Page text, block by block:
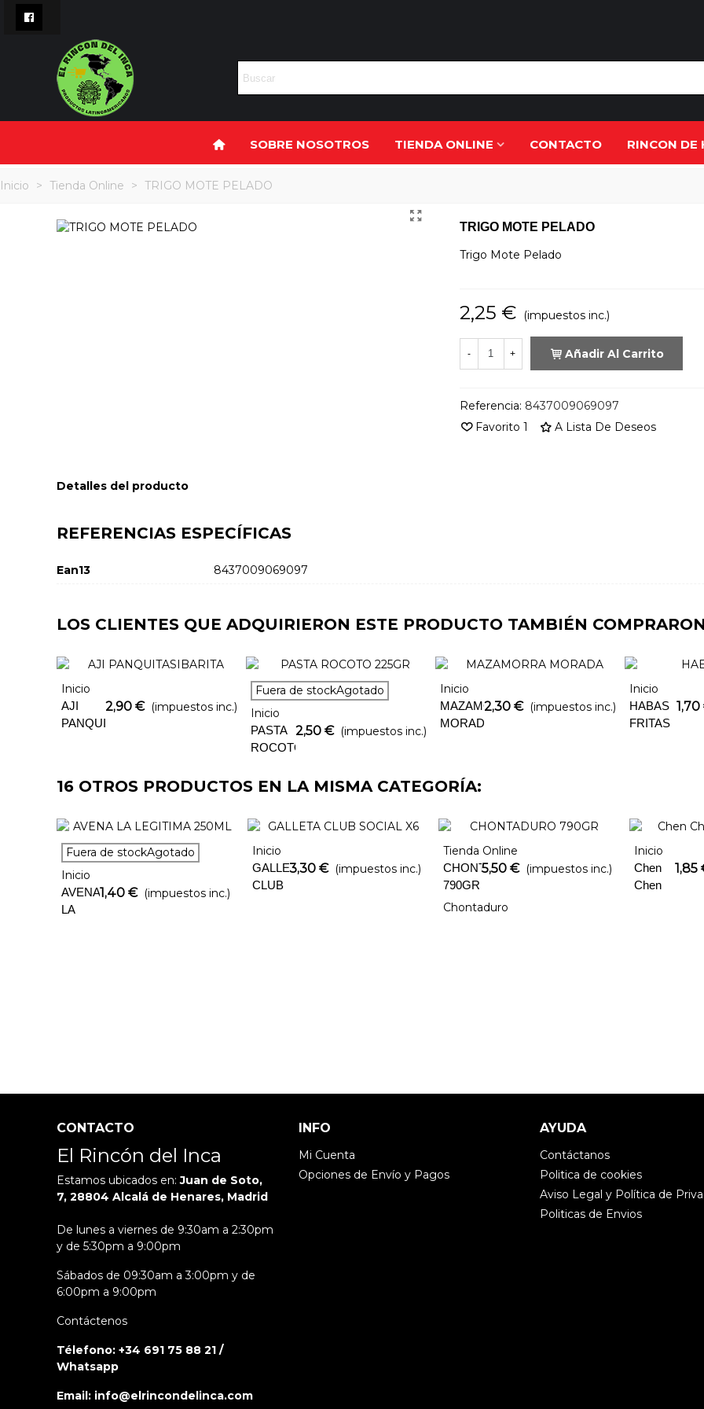
SOBRE NOSOTROS TIENDA ONLINE CONTACTO RINCON DE
Inicio > Tienda Online > TRIGO MOTE PELADO
TRIGO MOTE PELADO
Trigo Mote Pelado
2,25 € (impuestos inc.)
- + Añadir Al Carrito
Referencia: 8437009069097
Favorito 1 A Lista De Deseos
Detalles del producto
REFERENCIAS ESPECÍFICAS
Ean13 8437009069097
LOS CLIENTES QUE ADQUIRIERON ESTE PRODUCTO TAMBIÉN
Añadir Al Carrito
Inicio
AJI
PANQUITASIBARITA
2,90 € (impuestos inc.)
Favorito
Fuera de stockAgotado
Inicio
PASTA
ROCOTO
2,50 € (impuestos inc.)
Añadir Al Carrito
Inicio
MAZAMORRA
MORADA
2,30 € (impuestos inc.)
Añadir Al
Inicio
HABAS
FRITAS
16 OTROS PRODUCTOS EN LA MISMA CATEGORÍA:
Favorito
Fuera de stockAgotado
Inicio
AVENA
LA
1,40 € (impuestos inc.)
Añadir Al Carrito
Inicio
GALLETA
CLUB
3,30 € (impuestos inc.)
Añadir Al Carrito
Tienda Online
CHONTADURO
790GR
5,50 € (impuestos inc.)
Chontaduro
Añadir Al
Inicio
Chen
Chen
1,85
CONTACTO
El Rincón del Inca
Estamos ubicados en:Juan de Soto,
7, 28804 Alcalá de Henares, Madrid
De lunes a viernes de 9:30am a 2:30pm
y de 5:30pm a 9:00pm
Sábados de 09:30am a 3:00pm y de
6:00pm a 9:00pm
Contáctenos
Télefono: +34 691 75 88 21 /
Whatsapp
Email: info@elrincondelinca.com
INFO
Mi Cuenta
Opciones de Envío y Pagos
AYUDA
Contáctanos
Politica de cookies
Aviso Legal y Política de
Politicas de Envios